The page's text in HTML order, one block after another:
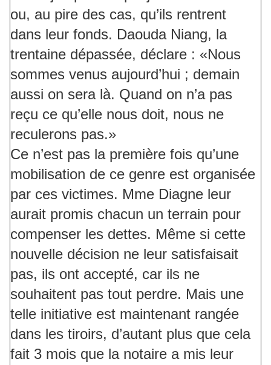
ou, au pire des cas, qu’ils rentrent
dans leur fonds. Daouda Niang, la
trentaine dépassée, déclare : «Nous
sommes venus aujourd’hui ; demain
aussi on sera là. Quand on n’a pas
reçu ce qu’elle nous doit, nous ne
reculerons pas.»
Ce n’est pas la première fois qu’une
mobilisation de ce genre est organisée
par ces victimes. Mme Diagne leur
aurait promis chacun un terrain pour
compenser les dettes. Même si cette
nouvelle décision ne leur satisfaisait
pas, ils ont accepté, car ils ne
souhaitent pas tout perdre. Mais une
telle initiative est maintenant rangée
dans les tiroirs, d’autant plus que cela
fait 3 mois que la notaire a mis leur